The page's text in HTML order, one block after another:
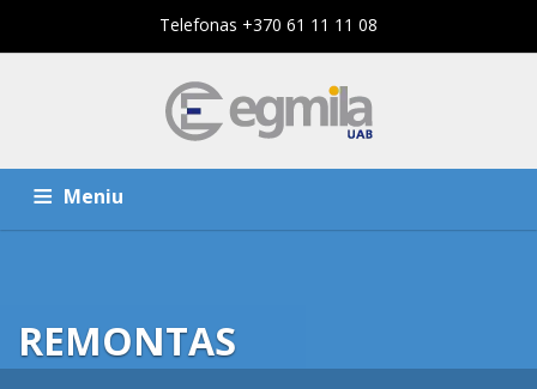
Telefonas +370 61 11 11 08
Meniu
KOMPANIJA
REMONTAS